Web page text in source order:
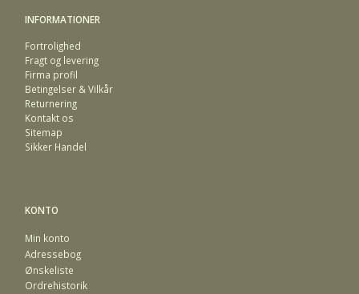
INFORMATIONER
Fortrolighed
Fragt og levering
Firma profil
Betingelser & Vilkår
Returnering
Kontakt os
Sitemap
Sikker Handel
KONTO
Min konto
Adressebog
Ønskeliste
Ordrehistorik